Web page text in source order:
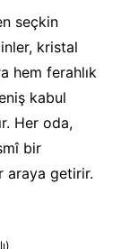
seçkin
kristal
hem ferahlık
kabul
Her oda,
bir
araya getirir.